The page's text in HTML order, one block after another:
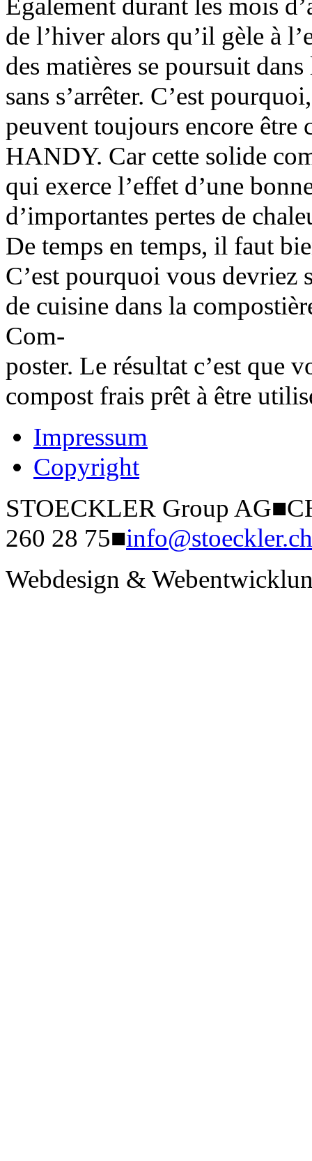
de l’hiver alors qu’il gèle à
des matières se poursuit
sans s’arrêter. C’est
peuvent toujours encore
HANDY. Car cette solide
qui exerce l’effet d’une
d’importantes pertes de
De temps en temps, il faut
C’est pourquoi vous devriez
de cuisine dans la
Com-
poster. Le résultat c’est que
compost frais prêt à être
Impressum
Copyright
STOECKLER Group AG■
260 28 75■info@stoeckler.ch
Webdesign &